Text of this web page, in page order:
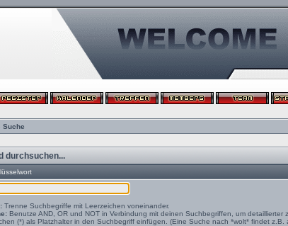
durchsuchen...
Trenne Suchbegriffe mit Leerzeichen voneinander.
Benutze AND, OR und NOT in Verbindung mit deinen Suchbegriffen, um detaillierter
(*) als Platzhalter in den Suchbegriff einfügen. (Eine Suche nach *wolt* findet z.B.